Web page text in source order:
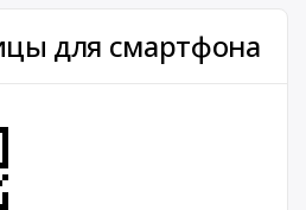
для смартфона